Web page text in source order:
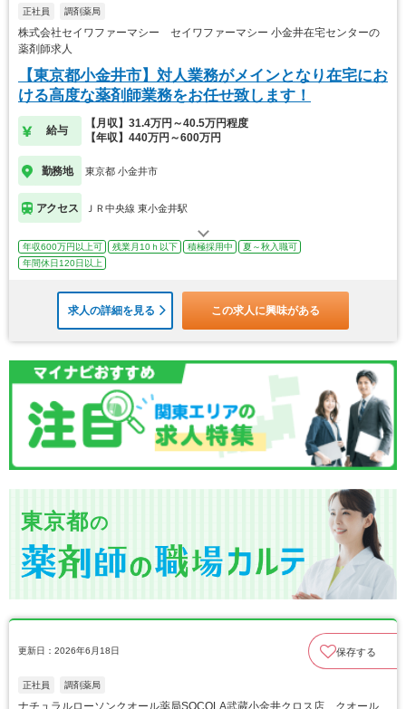
正社員 調剤薬局
株式会社セイワファーマシー セイワファーマシー 小金井在宅センターの
薬剤師求人
【東京都小金井市】対人業務がメインとなり在宅にお
ける高度な薬剤師業務をお任せ致します！
給与
【月収】31.4万円～40.5万円程度
【年収】440万円～600万円
勤務地 東京都 小金井市
アクセス ＪＲ中央線 東小金井駅
年収600万円以上可 残業月10ｈ以下 積極採用中
夏～秋入職可
年間休日120日以上
求人の詳細を見る この求人に興味がある
東京都の
更新日：2026年6月18日 保存する
正社員 調剤薬局
ナチュラルローソンクオール薬局SOCOLA武蔵小金井クロス店 クオール